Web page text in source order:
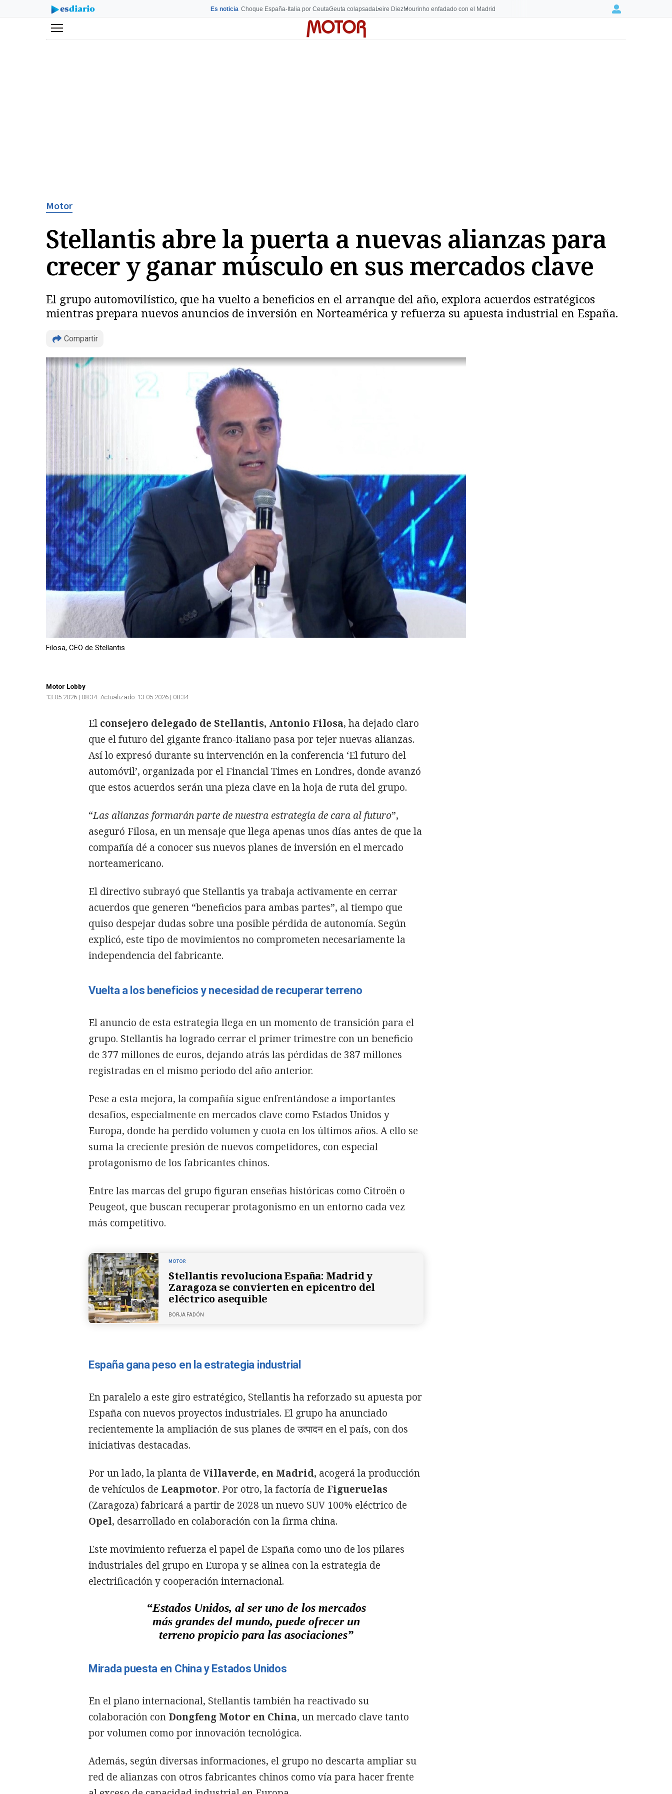
Es noticia Choque España-Italia por CeutaCeuta colapsadaLeire DiezMourinho enfadado con el Madrid Login
Menú
Motor
Stellantis abre la puerta a nuevas alianzas para
crecer y ganar músculo en sus mercados clave
El grupo automovilístico, que ha vuelto a beneficios en el arranque del año, explora acuerdos estratégicos
mientras prepara nuevos anuncios de inversión en Norteamérica y refuerza su apuesta industrial en España.
Compartir
Copiar
Filosa, CEO de Stellantis
Motor Lobby
13.05.2026 | 08:34 Actualizado: 13.05.2026 | 08:34
El consejero delegado de Stellantis, Antonio Filosa, ha dejado claro
que el futuro del gigante franco-italiano pasa por tejer nuevas alianzas.
Así lo expresó durante su intervención en la conferencia ‘El futuro del
automóvil’, organizada por el Financial Times en Londres, donde avanzó
que estos acuerdos serán una pieza clave en la hoja de ruta del grupo.
“Las alianzas formarán parte de nuestra estrategia de cara al futuro”,
aseguró Filosa, en un mensaje que llega apenas unos días antes de que la
compañía dé a conocer sus nuevos planes de inversión en el mercado
norteamericano.
El directivo subrayó que Stellantis ya trabaja activamente en cerrar
acuerdos que generen “beneficios para ambas partes”, al tiempo que
quiso despejar dudas sobre una posible pérdida de autonomía. Según
explicó, este tipo de movimientos no comprometen necesariamente la
independencia del fabricante.
Vuelta a los beneficios y necesidad de recuperar terreno
El anuncio de esta estrategia llega en un momento de transición para el
grupo. Stellantis ha logrado cerrar el primer trimestre con un beneficio
de 377 millones de euros, dejando atrás las pérdidas de 387 millones
registradas en el mismo periodo del año anterior.
Pese a esta mejora, la compañía sigue enfrentándose a importantes
desafíos, especialmente en mercados clave como Estados Unidos y
Europa, donde ha perdido volumen y cuota en los últimos años. A ello se
suma la creciente presión de nuevos competidores, con especial
protagonismo de los fabricantes chinos.
Entre las marcas del grupo figuran enseñas históricas como Citroën o
Peugeot, que buscan recuperar protagonismo en un entorno cada vez
más competitivo.
MOTOR
Stellantis revoluciona España: Madrid y
Zaragoza se convierten en epicentro del
eléctrico asequible
BORJA FADÓN
España gana peso en la estrategia industrial
En paralelo a este giro estratégico, Stellantis ha reforzado su apuesta por
España con nuevos proyectos industriales. El grupo ha anunciado
recientemente la ampliación de sus planes de उत्पादन en el país, con dos
iniciativas destacadas.
Por un lado, la planta de Villaverde, en Madrid, acogerá la producción
de vehículos de Leapmotor. Por otro, la factoría de Figueruelas
(Zaragoza) fabricará a partir de 2028 un nuevo SUV 100% eléctrico de
Opel, desarrollado en colaboración con la firma china.
Este movimiento refuerza el papel de España como uno de los pilares
industriales del grupo en Europa y se alinea con la estrategia de
electrificación y cooperación internacional.
“Estados Unidos, al ser uno de los mercados
más grandes del mundo, puede ofrecer un
terreno propicio para las asociaciones”
Mirada puesta en China y Estados Unidos
En el plano internacional, Stellantis también ha reactivado su
colaboración con Dongfeng Motor en China, un mercado clave tanto
por volumen como por innovación tecnológica.
Además, según diversas informaciones, el grupo no descarta ampliar su
red de alianzas con otros fabricantes chinos como vía para hacer frente